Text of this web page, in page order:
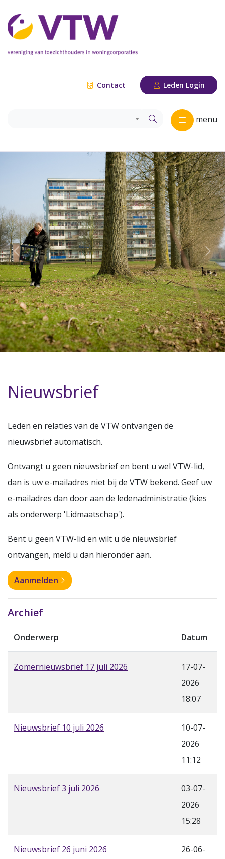
Contact Leden Login
menu
Nieuwsbrief
Leden en relaties van de VTW ontvangen de
nieuwsbrief automatisch.
Ontvangt u geen nieuwsbrief en bent u wel VTW-lid,
dan is uw e-mailadres niet bij de VTW bekend. Geef uw
e-mailadres dan door aan de ledenadministratie (kies
als onderwerp 'Lidmaatschap').
Bent u geen VTW-lid en wilt u de nieuwsbrief
ontvangen, meld u dan hieronder aan.
Aanmelden
Archief
Onderwerp Datum
Zomernieuwsbrief 17 juli 2026
17-07-
2026
18:07
Nieuwsbrief 10 juli 2026
10-07-
2026
11:12
Nieuwsbrief 3 juli 2026
03-07-
2026
15:28
Nieuwsbrief 26 juni 2026
26-06-